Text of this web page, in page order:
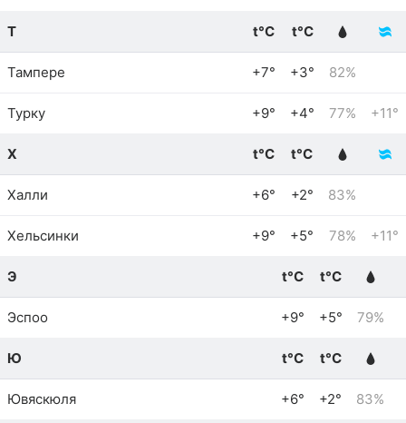
Т t°C t°C
Тампере +7° +3° 82%
Турку +9° +4° 77% +11°
Х t°C t°C
Халли +6° +2° 83%
Хельсинки +9° +5° 78% +11°
Э t°C t°C
Эспоо +9° +5° 79%
Ю t°C t°C
Ювяскюля +6° +2° 83%